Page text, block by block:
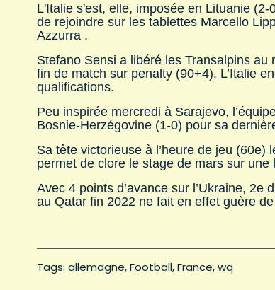
L'Italie s'est, elle, imposée en Lituanie
de rejoindre sur les tablettes Marcello
Azzurra .
Stefano Sensi a libéré les Transalpins
fin de match sur penalty (90+4). L’Italie
qualifications.
Peu inspirée mercredi à Sarajevo,
Bosnie-Herzégovine (1-0) pour sa
Sa tête victorieuse à l’heure de jeu
permet de clore le stage de mars sur une
Avec 4 points d’avance sur l’Ukraine,
au Qatar fin 2022 ne fait en effet guère
Tags: allemagne Football France wq